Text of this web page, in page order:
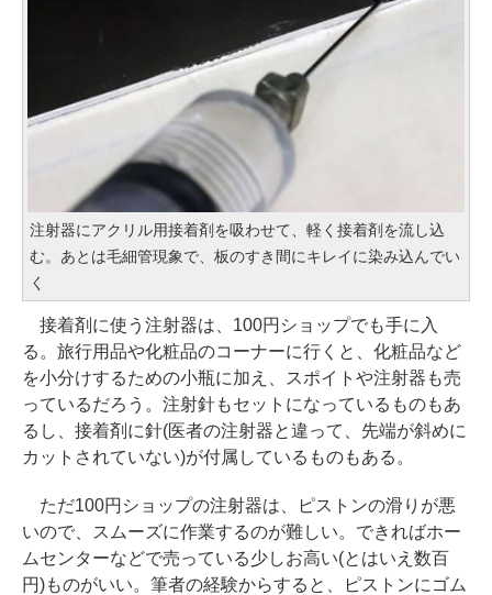
注射器にアクリル用接着剤を吸わせて、軽く接着剤を流し込
む。あとは毛細管現象で、板のすき間にキレイに染み込んでい
く
接着剤に使う注射器は、100円ショップでも手に入
る。旅行用品や化粧品のコーナーに行くと、化粧品など
を小分けするための小瓶に加え、スポイトや注射器も売
っているだろう。注射針もセットになっているものもあ
るし、接着剤に針(医者の注射器と違って、先端が斜めに
カットされていない)が付属しているものもある。
ただ100円ショップの注射器は、ピストンの滑りが悪
いので、スムーズに作業するのが難しい。できればホー
ムセンターなどで売っている少しお高い(とはいえ数百
円)ものがいい。筆者の経験からすると、ピストンにゴム